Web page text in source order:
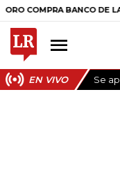
BANCO DE LA
EN VIVO Se